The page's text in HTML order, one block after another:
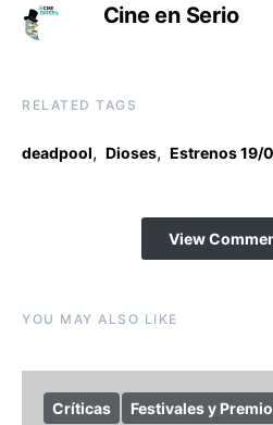
Cine en Serio
RELATED TAGS
deadpool, Dioses, Estrenos 19/
View
YOU MAY ALSO LIKE
Críticas Festivales y